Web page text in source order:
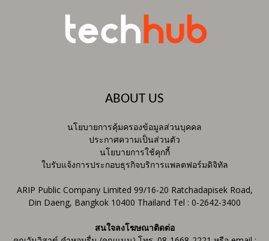
ABOUT US
นโยบายการคุ้มครองข้อมูลส่วนบุคคล
ประกาศความเป็นส่วนตัว
นโยบายการใช้คุกกี้
ใบรับแจ้งการประกอบธุรกิจบริการแพลตฟอร์มดิจิทัล
ARIP Public Company Limited 99/16-20 Ratchadapisek Road,
Din Daeng, Bangkok 10400 Thailand Tel : 0-2642-3400
สนใจลงโฆษณาติดต่อ